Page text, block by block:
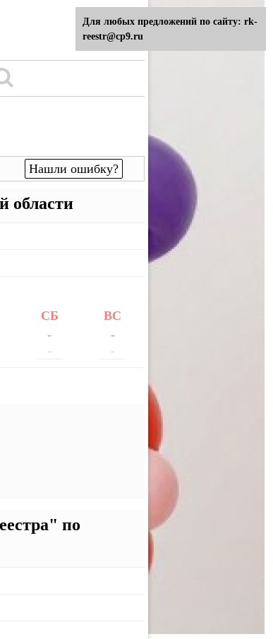
Нашли ошибку?
области
СБ
-
-
ВС
-
-
по
Для любых предложений по сайту: rk-
reestr@cp9.ru